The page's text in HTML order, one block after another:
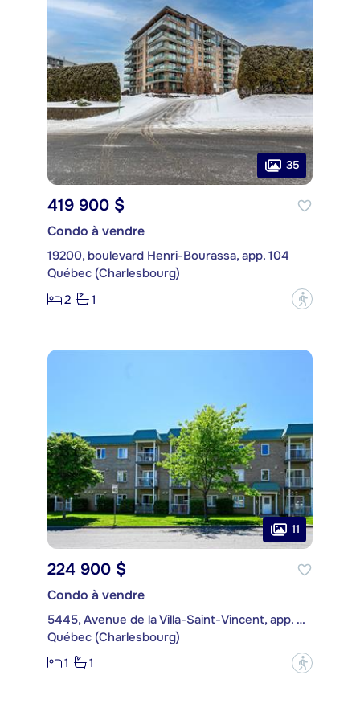
35
419 900 $
Condo à vendre
19200, boulevard Henri-Bourassa, app. 104
Québec (Charlesbourg)
2
1 ?
11
224 900 $
Condo à vendre
5445, Avenue de la Villa-Saint-Vincent, app. 108
Québec (Charlesbourg)
1
1 ?